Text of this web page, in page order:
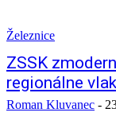
Železnice
ZSSK
regionálne
Roman Kluvanec -